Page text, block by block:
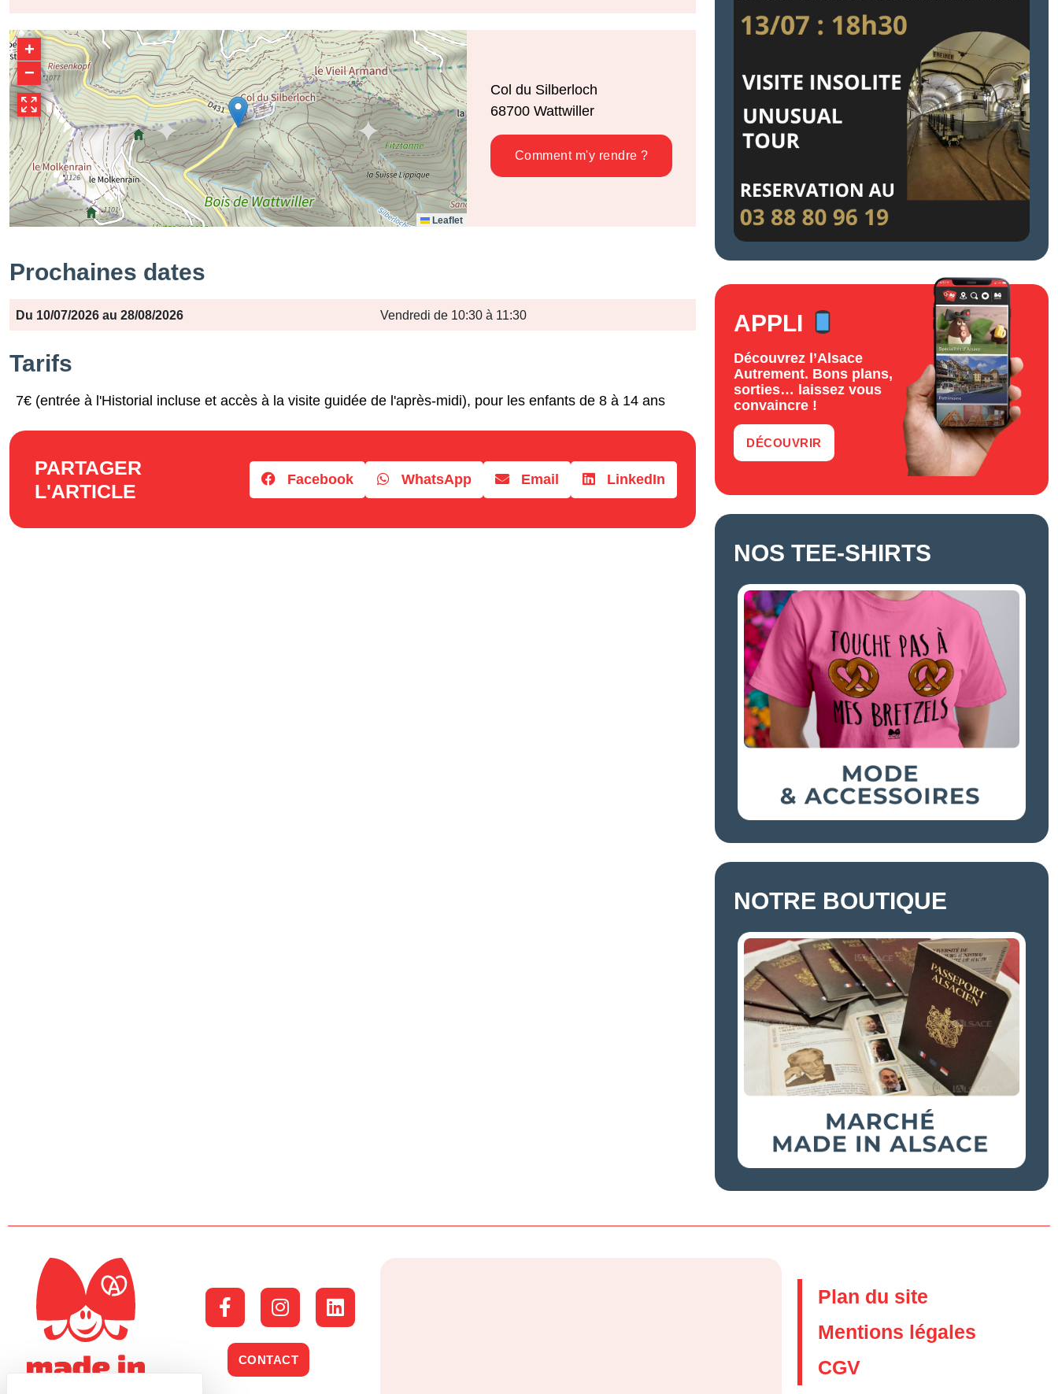
+
−
Leaflet
Col du Silberloch
68700 Wattwiller
Comment m'y rendre ?
Prochaines dates
Période Jours Horaires
Du 10/07/2026 au 28/08/2026 Vendredi de 10:30 à 11:30
Tarifs
7€ (entrée à l'Historial incluse et accès à la visite guidée de l'après-midi), pour les enfants de 8 à 14 ans
PARTAGER
L'ARTICLE
Facebook WhatsApp Email LinkedIn
APPLI
Découvrez l’Alsace
Autrement. Bons plans,
sorties… laissez vous
convaincre !
DÉCOUVRIR
NOS TEE-SHIRTS
NOTRE BOUTIQUE
CONTACT
Plan du site
Mentions légales
CGV